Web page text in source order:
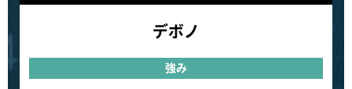
デボノ
強み